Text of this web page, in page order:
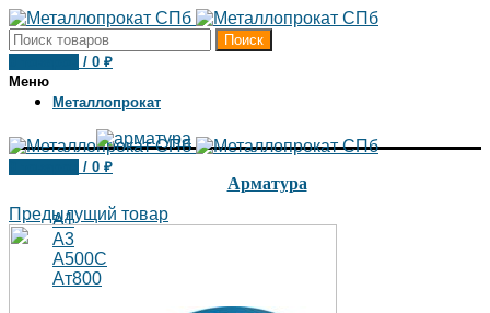
Поиск
/ 0 ₽
Меню
/ 0 ₽
Металлопрокат
Арматура
А1
А3
А500С
Ат800
Предыдущий товар